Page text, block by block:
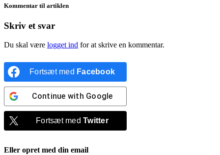
Kommentar til artiklen
Skriv et svar
Du skal være logget ind for at skrive en kommentar.
Fortsæt med Facebook
Continue with Google
Fortsæt medTwitter
Eller opret med din email